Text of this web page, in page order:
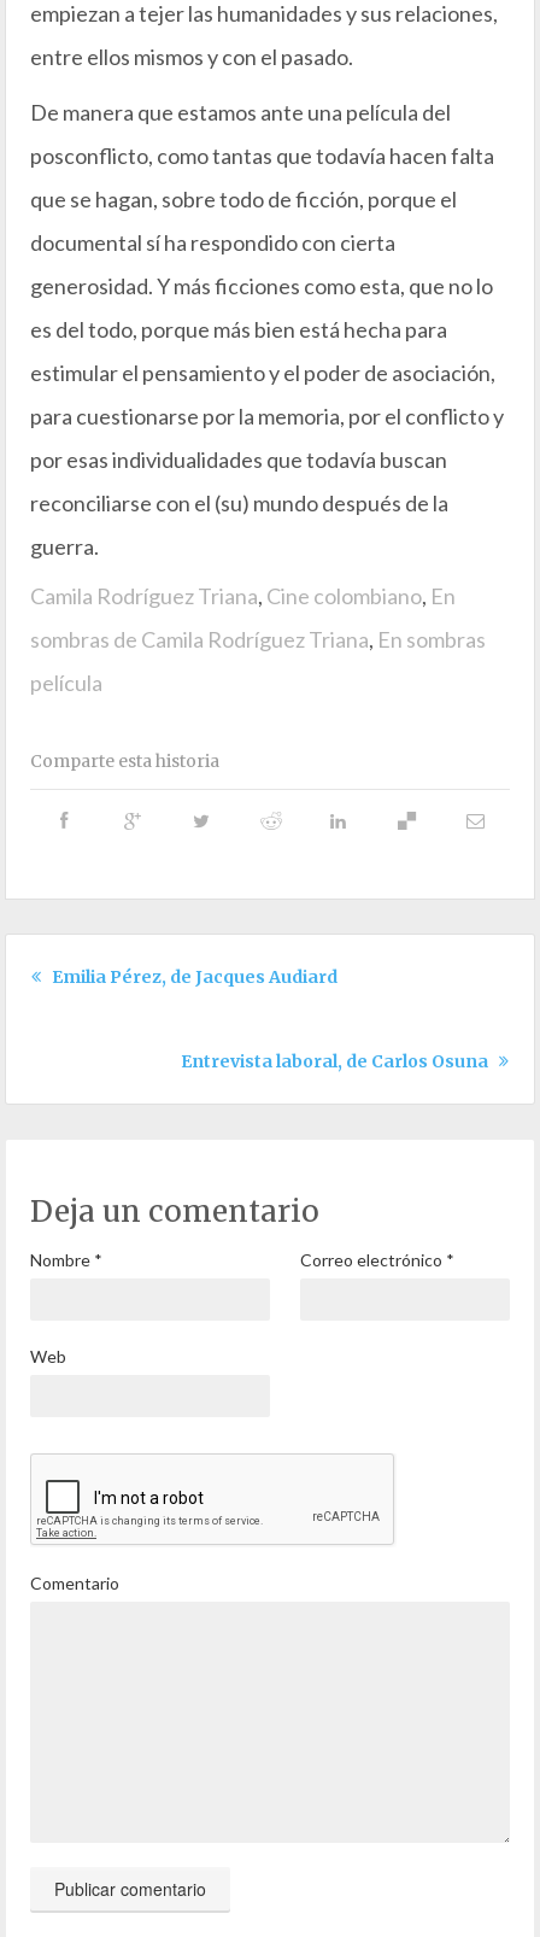
empiezan a tejer las humanidades y sus relaciones,
entre ellos mismos y con el pasado.
De manera que estamos ante una película del
posconflicto, como tantas que todavía hacen falta
que se hagan, sobre todo de ficción, porque el
documental sí ha respondido con cierta
generosidad. Y más ficciones como esta, que no lo
es del todo, porque más bien está hecha para
estimular el pensamiento y el poder de asociación,
para cuestionarse por la memoria, por el conflicto y
por esas individualidades que todavía buscan
reconciliarse con el (su) mundo después de la
guerra.
Camila Rodríguez Triana, Cine colombiano, En
sombras de Camila Rodríguez Triana, En sombras
película
Comparte esta historia
Emilia Pérez, de Jacques Audiard
Entrevista laboral, de Carlos Osuna
Deja un comentario
Nombre * Correo electrónico *
Web
Comentario